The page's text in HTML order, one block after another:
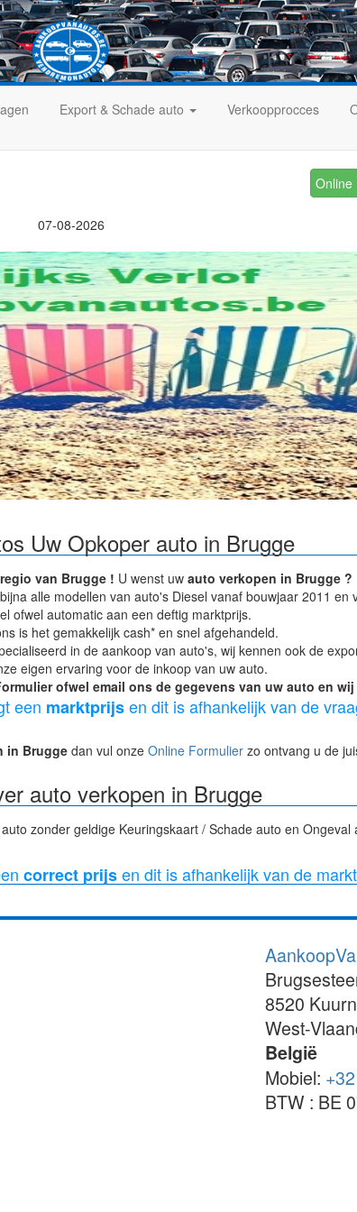
Export & Schade auto Verkoopprocces
Online
07-08-2026
Uw Opkoper auto in Brugge
van Brugge ! U wenst uwauto verkopen in Brugge ?
alle modellen van auto's Diesel vanaf bouwjaar 2011
ofwel automatic aan een deftig marktprijs.
is het gemakkelijk cash* en snel afgehandeld.
in de aankoop van auto's, wij kennen ook de
eigen ervaring voor de inkoop van uw auto.
ofwel email ons de gegevens van uw auto en
een marktprijsen dit is afhankelijk van de
in Bruggedan vul onze Online Formulier zo ontvang u de
auto verkopen in Brugge
zonder geldige Keuringskaart / Schade auto en
correct prijsen dit is afhankelijk van de
8520
West-
België
Mobiel:
BTW : BE